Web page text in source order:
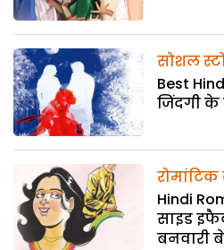
सोशल
Best
जिंदगी के
रोमांटिक
Hindi
साइड
बनवारी